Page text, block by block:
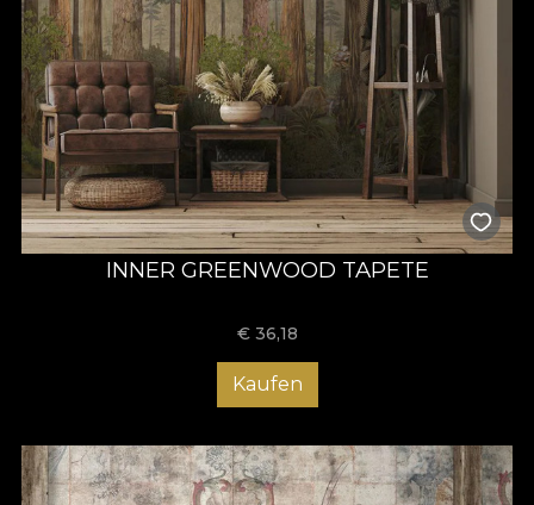
INNER GREENWOOD TAPETE
€ 36,18
Kaufen